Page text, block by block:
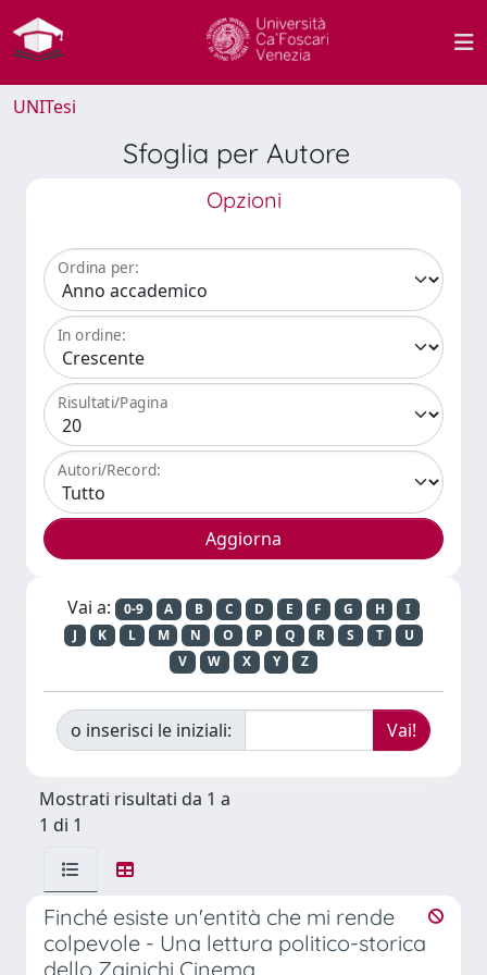
UNITesi
Sfoglia per Autore
Opzioni
Ordina per:
In ordine:
Risultati/Pagina
Autori/Record:
Vai a: 0-9 A B C D E F G H
I
J
K L M N O P Q R S T
U
V
W X Y Z
o inserisci le iniziali:
Mostrati risultati da 1 a
1 di 1
Finché esiste un'entità che mi rende
colpevole - Una lettura politico-storica
dello Zainichi Cinema